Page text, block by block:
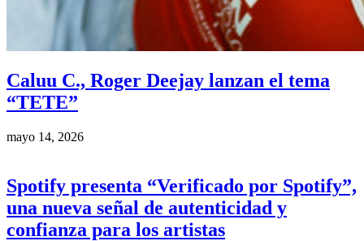
Caluu C., Roger Deejay lanzan el tema
“TETE”
mayo 14, 2026
Spotify presenta “Verificado por Spotify”,
una nueva señal de autenticidad y
confianza para los artistas